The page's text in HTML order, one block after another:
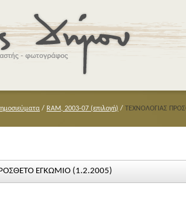
/ RAM, 2003-07 (επιλογή) / ΤΕΧΝΟΛΟΓΙΑΣ
ΕΓΚΩΜΙΟ (1.2.2005)